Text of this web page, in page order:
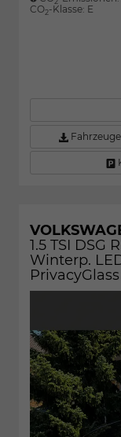
CO2-Klasse: E
1.5 TSI DSG
Winterp.
PrivacyGlass